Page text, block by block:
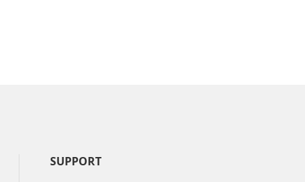
SUPPORT